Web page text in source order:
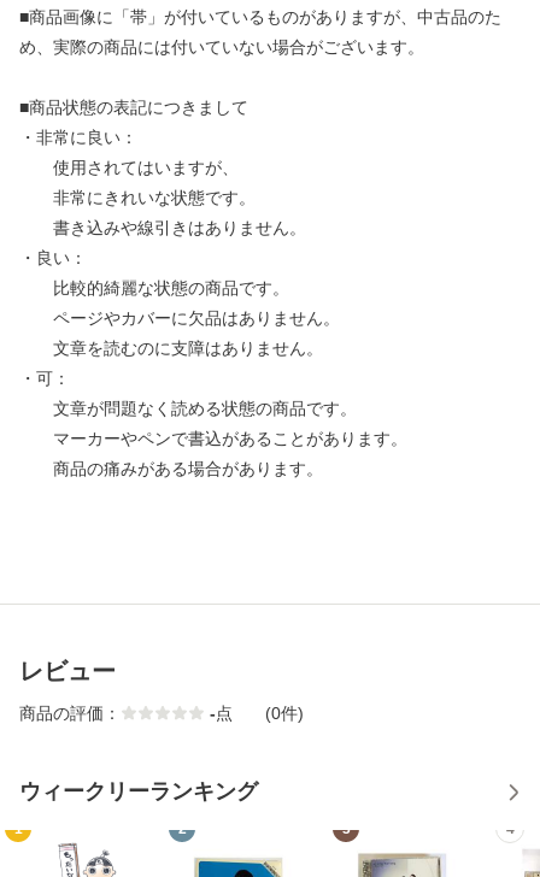
■商品画像に「帯」が付いているものがありますが、中古品のた
め、実際の商品には付いていない場合がございます。
■商品状態の表記につきまして
・非常に良い：
使用されてはいますが、
非常にきれいな状態です。
書き込みや線引きはありません。
・良い：
比較的綺麗な状態の商品です。
ページやカバーに欠品はありません。
文章を読むのに支障はありません。
・可：
文章が問題なく読める状態の商品です。
マーカーやペンで書込があることがあります。
商品の痛みがある場合があります。
レビュー
商品の評価： -点 (0件)
ウィークリーランキング
1 2 3 4